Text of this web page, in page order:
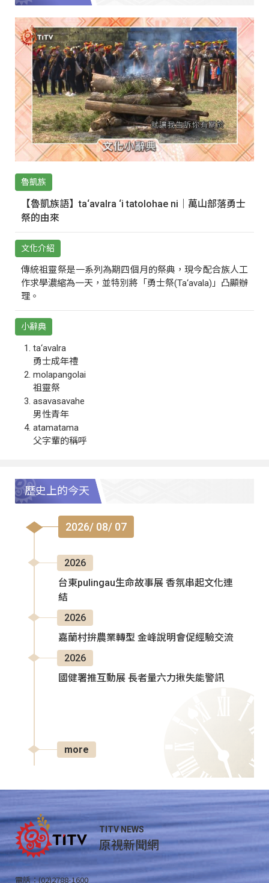
魯凱族
【魯凱族語】ta‘avalra ‘i tatolohae ni｜萬山部落勇士
祭的由來
文化介紹
傳統祖靈祭是一系列為期四個月的祭典，現今配合族人工
作求學濃縮為一天，並特別將「勇士祭(Ta‘avala)」凸顯辦
理。
小辭典
ta‘avalra
勇士成年禮
molapangolai
祖靈祭
asavasavahe
男性青年
atamatama
父字輩的稱呼
歷史上的今天
2026/ 08/ 07
2026
台東pulingau生命故事展 香氛串起文化連
結
2026
嘉蘭村拚農業轉型 金峰說明會促經驗交流
2026
國健署推互動展 長者量六力揪失能警訊
more
TITV NEWS
原視新聞網
電話：(02)2788-1600